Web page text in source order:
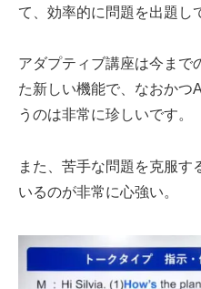
て、効率的に問題を出題し
アダプティブ講座は今まで
た新しい機能で、なおかつ
うのは非常に珍しいです。
また、苦手な問題を克服す
いるのが非常に心強い。